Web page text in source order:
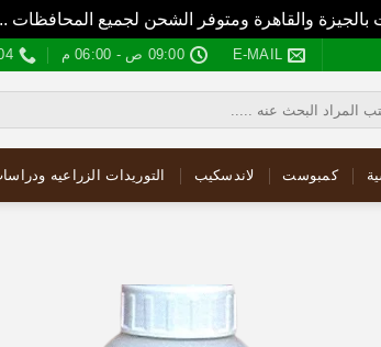
بالجيزة والقاهرة ومتوفر الشحن لجميع
E-MAIL 09:00 ص - 06:00 م
كمبوست لاندسكيب التوريدات الزراعيه